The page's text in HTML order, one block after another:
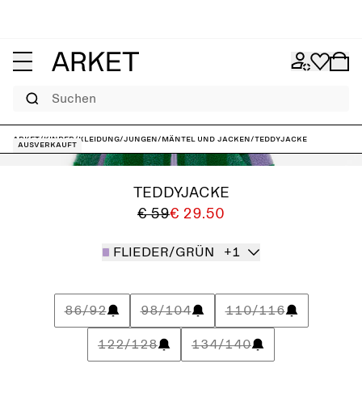
Suchen
ARKET/Kinder /Kleidung/Jungen/Mäntel und Jacken/Teddyjacke
Ausverkauft
TEDDYJACKE
€ 59€ 29.50
FLIEDER/GRÜN +1
86/92 98/104 110/116
122/128 134/140